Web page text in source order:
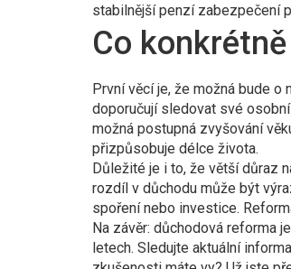
stabilnější penzí zabezpečení
Co
První věcí je, že možná bude
doporučují sledovat své
možná postupná zvyšování
přizpůsobuje délce života.
Důležité je i to, že větší důraz
rozdíl v důchodu může být
spoření nebo investice.
Na závěr: důchodová reforma
letech. Sledujte aktuální